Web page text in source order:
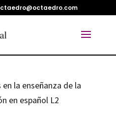
la enseñanza de la
en español L2